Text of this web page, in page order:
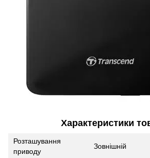
Характеристики
Розташування
приводу
Зовнішній